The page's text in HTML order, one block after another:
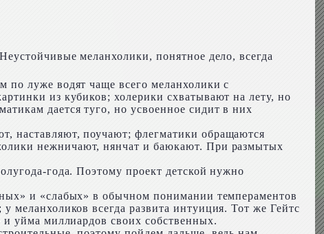
меланхолики, понятное дело, всегда
по луже водят чаще всего меланхолики с
из кубиков; холерики схватывают на лету, но
дается туго, но усвоенное сидит в них
наставляют, поучают; флегматики обращаются
нежничают, нянчат и баюкают. При размытых
года. Поэтому проект детской нужно
и «слабых» в обычном понимании темпераментов
меланхоликов всегда развита интуиция. Тот же Гейтс
уйма миллиардов своих собственных.